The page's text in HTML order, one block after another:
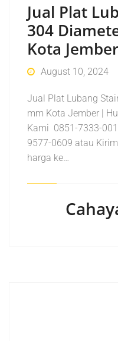
Jual Plat
304
Kota Jember
August 10, 2024
Jual Plat Lubang
mm Kota Jember |
Kami 0851-7333-
9577-0609 atau
harga ke…